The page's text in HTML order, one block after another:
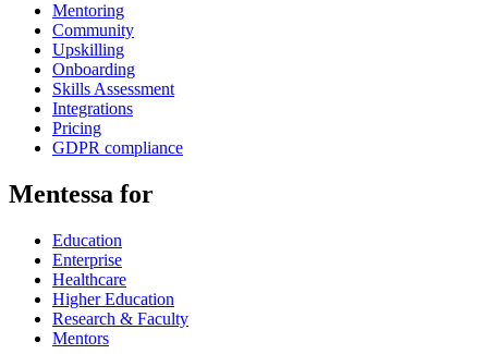
Mentoring
Community
Upskilling
Onboarding
Skills Assessment
Integrations
Pricing
GDPR compliance
Mentessa for
Education
Enterprise
Healthcare
Higher Education
Research & Faculty
Mentors